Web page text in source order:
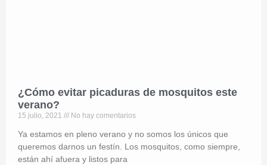
¿Cómo evitar picaduras de mosquitos este
verano?
15 julio, 2021 No hay comentarios
Ya estamos en pleno verano y no somos los únicos que
queremos darnos un festín. Los mosquitos, como siempre,
están ahí afuera y listos para